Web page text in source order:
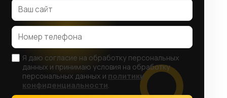
Я даю согласие на обработку персональных
данных и принимаю условия на обработку
персональных данных и политики
конфиденциальности.